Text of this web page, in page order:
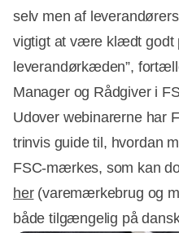
selv men af
vigtigt at være klædt godt
leverandørkæden”,
Manager og Rådgiver i
Udover webinarerne har
trinvis guide til, hvordan
FSC-mærkes, som kan
her(varemærkebrug og
både tilgængelig på